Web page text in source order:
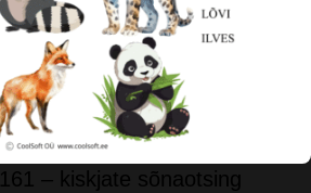
– kiskjate sõnaotsing